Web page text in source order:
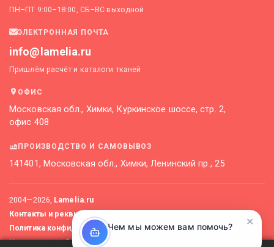
ПН–ПТ 9:00–18:00, СБ–ВС выходной
ЭЛЕКТРОННАЯ ПОЧТА
info@lamelia.ru
Пришлём расчёт и каталоги тканей
ОФИС
Московская обл., Химки, Куркинское шоссе, стр. 2,
офис 408
ПРОИЗВОДСТВО И САМОВЫВОЗ
141401, Московская обл., Химки, Ленинский пр., 25
2004—2026, Lamelia.ru
Контакты и реквизиты
Политика конфиденциальности
Не является публичной офертой. Актуальные цены уточняйте
✕
Чем мы можем вам помочь?